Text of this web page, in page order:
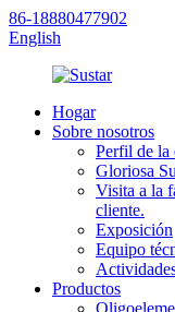
86-18880477902
English
Hogar
Sobre nosotros
Perfil de la
Gloriosa
Visita a la
cliente.
Exposición
Equipo
Productos